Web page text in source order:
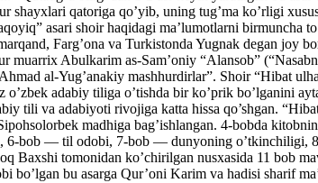
shayxlari qatoriga qo’yib, uning tug’ma ko’rligi
asari shoir haqidagi ma’lumotlarni
Farg’ona va Turkistonda Yugnak degan
muarrix Abulkarim as-Sam’oniy “Alansob”
al-Yug’anakiy mashhurdirlar”. Shoir “Hibat
adabiy tiliga o’tishda bir ko’prik bo’lganini
tili va adabiyoti rivojiga katta hissa qo’shgan.
madhiga bag’ishlangan. 4-bobda
6-bob — til odobi, 7-bob — dunyoning
Baxshi tomonidan ko’chirilgan nusxasida 11 bob
bo’lgan bu asarga Qur’oni Karim va hadisi sharif